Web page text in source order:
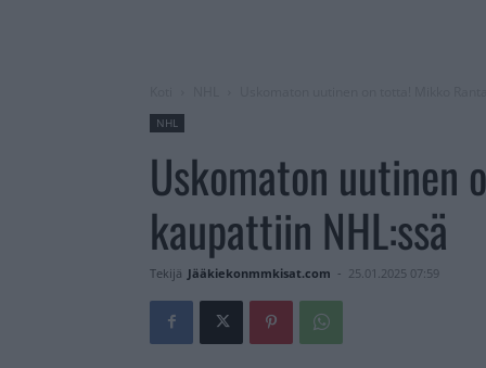
NHL
Uskomaton uutinen
kaupattiin NHL:ssä
Tekijä Jääkiekonmmkisat.com - 25.01.2025 07:59